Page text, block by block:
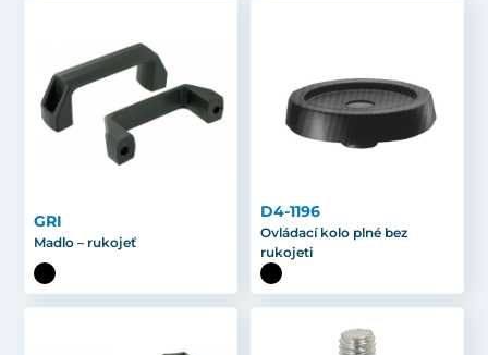
GRI
Madlo – rukojeť
D4-1196
Ovládací kolo plné bez
rukojeti